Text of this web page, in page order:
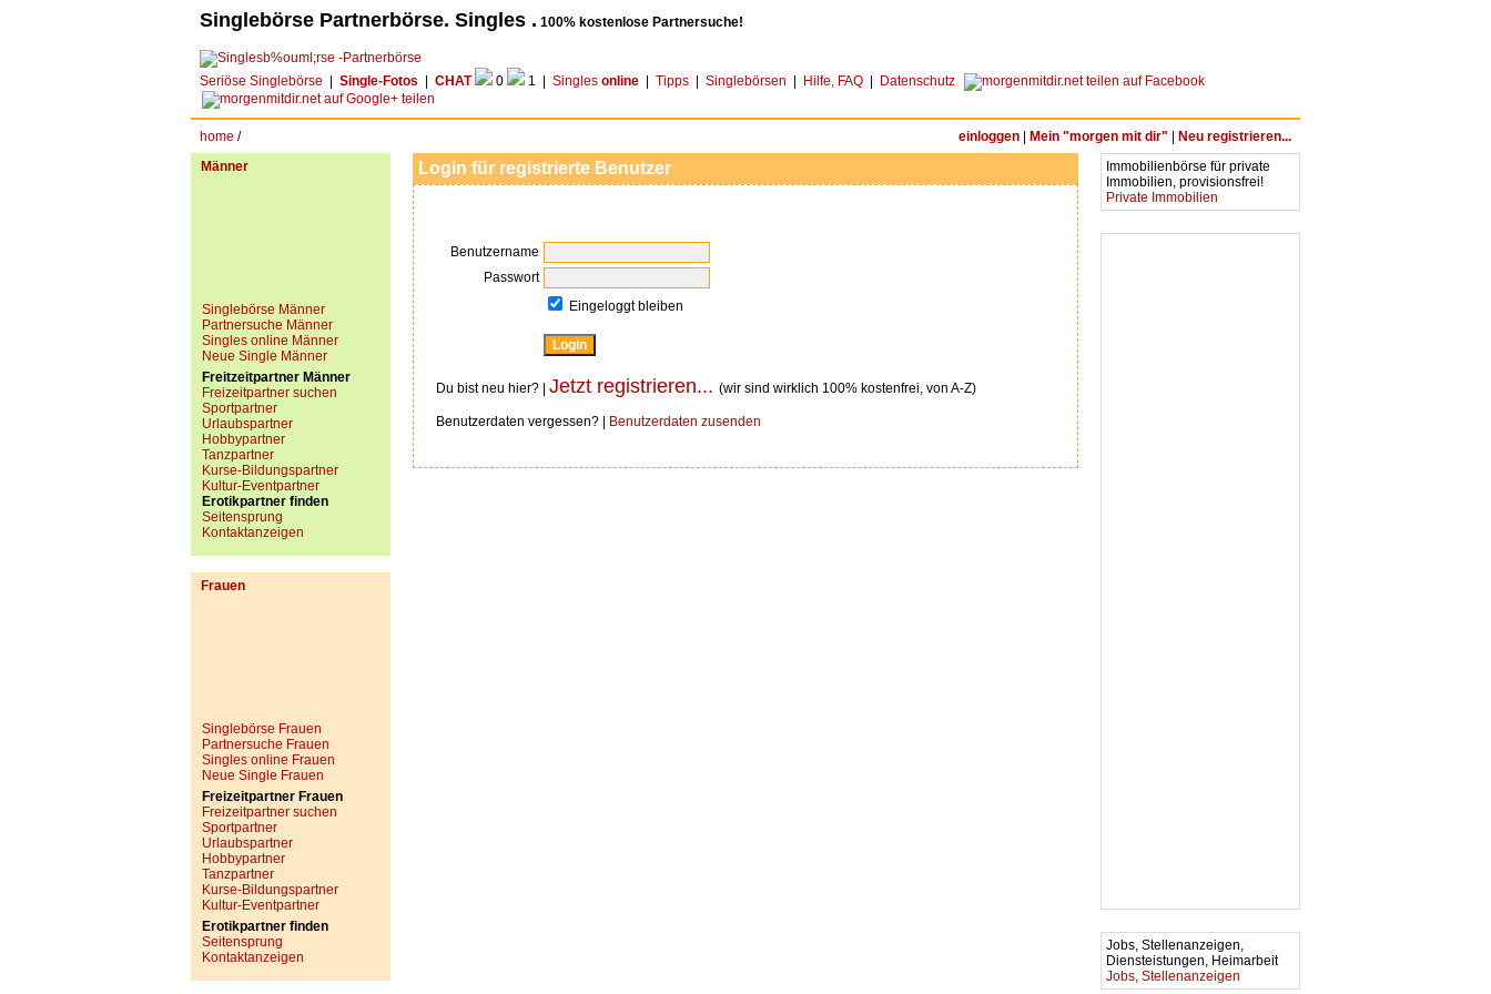
Singlebörse Partnerbörse. Singles . 100% kostenlose Partnersuche!
Seriöse Singlebörse Single-Fotos CHAT 0 1 | Singles online Tipps Singlebörsen Hilfe, FAQ Datenschutz
home / einloggen Mein "morgen mit dir"
Neu registrieren...
Männer
Singlebörse Männer
Partnersuche Männer
Singles online Männer
Neue Single Männer
Freitzeitpartner Männer
Freizeitpartner suchen
Sportpartner
Urlaubspartner
Hobbypartner
Tanzpartner
Kurse-Bildungspartner
Kultur-Eventpartner
Erotikpartner finden
Seitensprung
Kontaktanzeigen
Frauen
Singlebörse Frauen
Partnersuche Frauen
Singles online Frauen
Neue Single Frauen
Freizeitpartner Frauen
Freizeitpartner suchen
Sportpartner
Urlaubspartner
Hobbypartner
Tanzpartner
Kurse-Bildungspartner
Kultur-Eventpartner
Erotikpartner finden
Seitensprung
Kontaktanzeigen
Login für registrierte Benutzer
Benutzername
Passwort
Eingeloggt bleiben
Du bist neu hier? | Jetzt registrieren... (wir sind wirklich 100% kostenfrei, von A-Z)
Benutzerdaten vergessen? | Benutzerdaten zusenden
Immobilienbörse für private
Immobilien, provisionsfrei!
Private Immobilien
Jobs, Stellenanzeigen,
Diensteistungen, Heimarbeit
Jobs, Stellenanzeigen